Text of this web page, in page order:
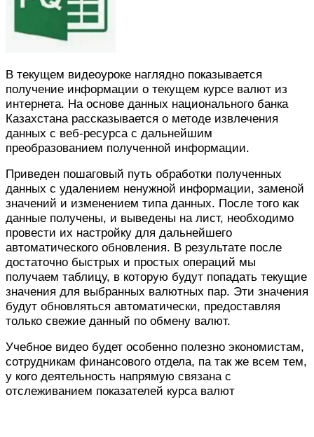
В текущем видеоуроке наглядно показывается
получение информации о текущем курсе валют из
интернета. На основе данных национального банка
Казахстана рассказывается о методе извлечения
данных с веб-ресурса с дальнейшим
преобразованием полученной информации.
Приведен пошаговый путь обработки полученных
данных с удалением ненужной информации, заменой
значений и изменением типа данных. После того как
данные получены, и выведены на лист, необходимо
провести их настройку для дальнейшего
автоматического обновления. В результате после
достаточно быстрых и простых операций мы
получаем таблицу, в которую будут попадать текущие
значения для выбранных валютных пар. Эти значения
будут обновляться автоматически, предоставляя
только свежие данный по обмену валют.
Учебное видео будет особенно полезно экономистам,
сотрудникам финансового отдела, па так же всем тем,
у кого деятельность напрямую связана с
отслеживанием показателей курса валют